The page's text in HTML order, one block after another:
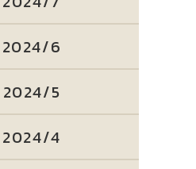
2024/6
2024/5
2024/4